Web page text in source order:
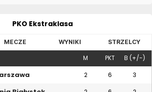
PKO Ekstraklasa
MECZE WYNIKI STRZELCY
M PKT B (+/-)
2 6 3